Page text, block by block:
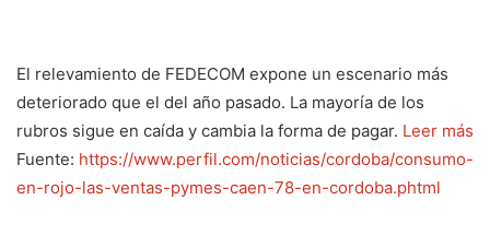
El relevamiento de FEDECOM expone un escenario más
deteriorado que el del año pasado. La mayoría de los
rubros sigue en caída y cambia la forma de pagar. Leer más
Fuente: https://www.perfil.com/noticias/cordoba/consumo-
en-rojo-las-ventas-pymes-caen-78-en-cordoba.phtml